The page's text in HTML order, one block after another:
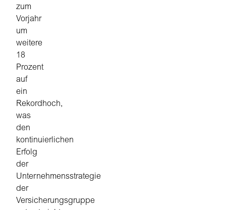
zum
Vorjahr
um
weitere
18
Prozent
auf
ein
Rekordhoch,
was
den
kontinuierlichen
Erfolg
der
Unternehmensstrategie
der
Versicherungsgruppe